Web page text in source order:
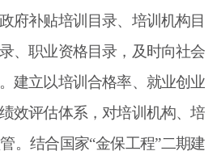
府补贴培训目录、培训机构目
、职业资格目录，及时向社会
建立以培训合格率、就业创业
效评估体系，对培训机构、培
。结合国家“金保工程”二期建